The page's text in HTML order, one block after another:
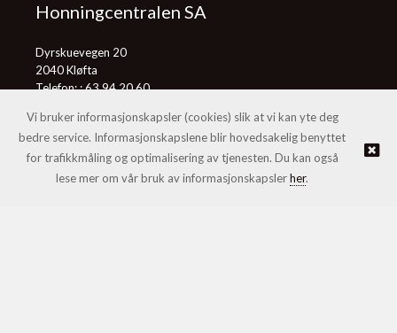
Honningcentralen SA
Dyrskuevegen 20
2040 Kløfta
Telefon: :63 94 20 60
© Honningcentralen SA |Nettbutikk levert av Kréatif
Vi bruker informasjonskapsler (cookies) slik at vi kan yte deg
bedre service. Informasjonskapslene blir hovedsakelig benyttet
for trafikkmåling og optimalisering av tjenesten. Du kan også
lese mer om vår bruk av informasjonskapslerher.